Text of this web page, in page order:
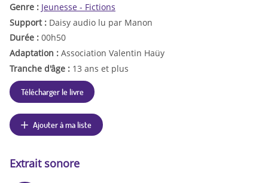
Genre : Jeunesse - Fictions
Support : Daisy audio lu par Manon
Durée : 00h50
Adaptation : Association Valentin Haüy
Tranche d'âge : 13 ans et plus
Télécharger le livre
Ajouter à ma liste
Extrait sonore